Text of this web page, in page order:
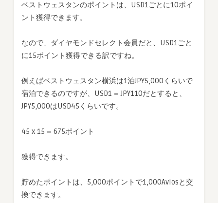
ベストウェスタンのポイントは、USD1ごとに10ポイ
ント獲得できます。
なので、ダイヤモンドセレクト会員だと、USD1ごと
に15ポイント獲得できる訳ですね。
例えばベストウェスタン横浜は1泊JPY5,000くらいで
宿泊できるのですが、USD1 = JPY110だとすると、
JPY5,000はUSD45くらいです。
45 x 15 = 675ポイント
獲得できます。
貯めたポイントは、5,000ポイントで1,000Aviosと交
換できます。